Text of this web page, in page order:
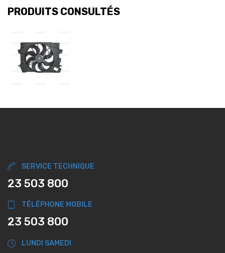
PRODUITS CONSULTÉS
SERVICE TECHNIQUE
23 503 800
TÉLÉPHONE MOBILE
23 503 800
LUNDI SAMEDI